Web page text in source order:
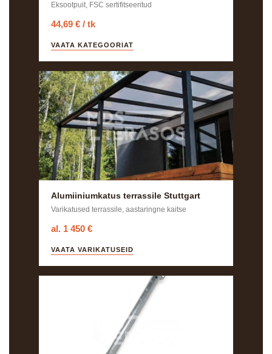
Eksootpuit, FSC sertifitseeritud
44,69 € / tk
VAATA KATEGOORIAT
Alumiiniumkatus terrassile Stuttgart
Varikatused terrassile, aastaringne kaitse
al. 1 450 €
VAATA VARIKATUSEID